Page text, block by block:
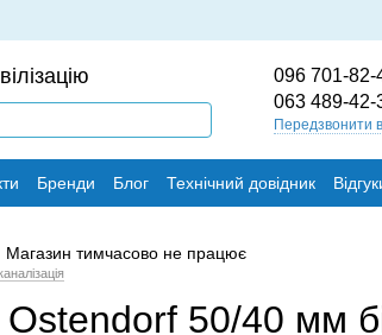
096 701-82-
063 489-42-
Передзвонити
Бренди Блог Технічний довідник
Ostendorf 50/40 мм